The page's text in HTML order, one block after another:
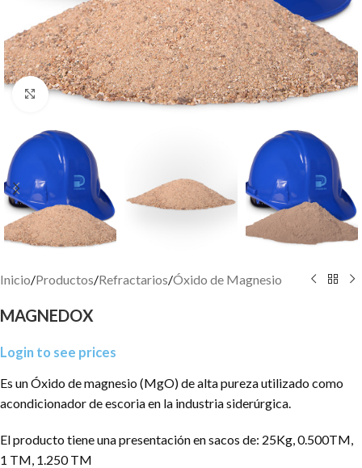
Click to enlarge
Inicio/Productos/Refractarios/Óxido de Magnesio
MAGNEDOX
Login to see prices
Es un Óxido de magnesio (MgO) de alta pureza utilizado como
acondicionador de escoria en la industria siderúrgica.
El producto tiene una presentación en sacos de: 25Kg, 0.500TM,
1 TM, 1.250 TM